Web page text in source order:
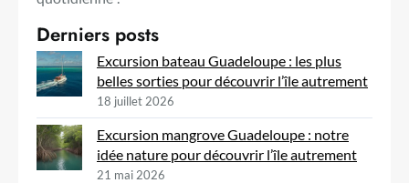
Derniers posts
Excursion bateau Guadeloupe : les plus
belles sorties pour découvrir l’île autrement
18 juillet 2026
Excursion mangrove Guadeloupe : notre
idée nature pour découvrir l’île autrement
21 mai 2026